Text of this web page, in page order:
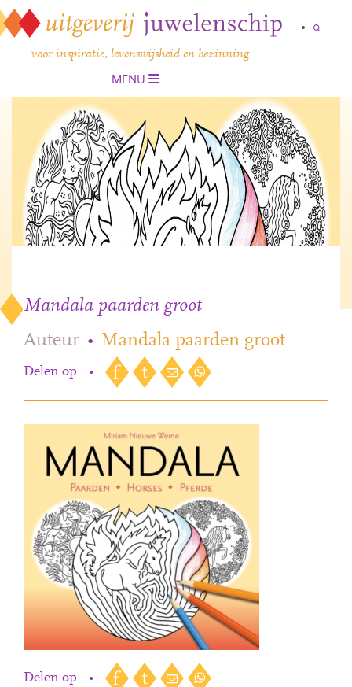
…voor inspiratie, levenswijsheid en bezinning
MENU
Mandala paarden groot
Auteur • Mandala paarden groot
Delen op •
Delen op •